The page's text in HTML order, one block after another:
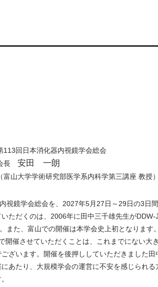
113回日本消化器内視鏡学会総会
長 安田 一朗
（富山大学学術研究部医学系内科学第三講座 教授）
視鏡学会総会を、2027年5月27日～29日の3日
ただくのは、2006年に田中三千雄先生が
また、富山での開催は本学会史上初となりま
開催させていただくことは、これまでにない大
ざいます。開催を後押ししていただきました
あたり、大規模学会の運営に不安を感じられ